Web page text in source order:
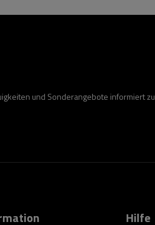
und Sonderangebote informiert zu
Hilfe